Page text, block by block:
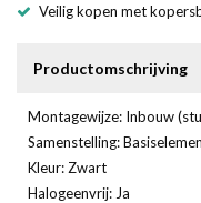
Veilig kopen met
Productomschrijving
Montagewijze: Inbouw
Samenstelling:
Kleur: Zwart
Halogeenvrij: Ja